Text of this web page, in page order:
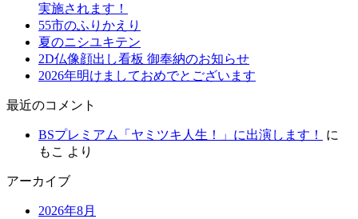
実施されます！
55市のふりかえり
夏のニシユキテン
2D仏像顔出し看板 御奉納のお知らせ
2026年明けましておめでとございます
最近のコメント
BSプレミアム「ヤミツキ人生！」に出演します！
に
もこ より
アーカイブ
2026年8月